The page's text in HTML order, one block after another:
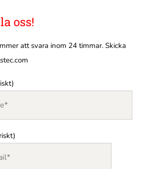
oss!
att svara inom 24 timmar. Skicka